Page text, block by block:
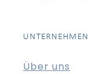
UNTERNEHMEN
Über uns